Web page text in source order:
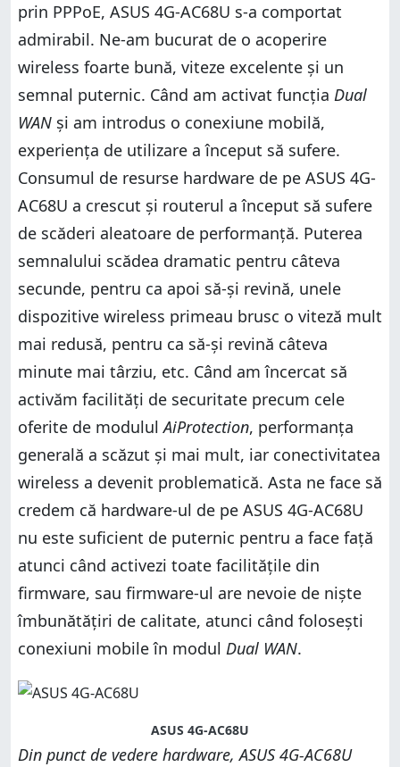
prin PPPoE, ASUS 4G-AC68U s-a comportat
admirabil. Ne-am bucurat de o acoperire
wireless foarte bună, viteze excelente și un
semnal puternic. Când am activat funcția Dual
WAN și am introdus o conexiune mobilă,
experiența de utilizare a început să sufere.
Consumul de resurse hardware de pe ASUS 4G-
AC68U a crescut și routerul a început să sufere
de scăderi aleatoare de performanță. Puterea
semnalului scădea dramatic pentru câteva
secunde, pentru ca apoi să-și revină, unele
dispozitive wireless primeau brusc o viteză mult
mai redusă, pentru ca să-și revină câteva
minute mai târziu, etc. Când am încercat să
activăm facilități de securitate precum cele
oferite de modululAiProtection, performanța
generală a scăzut și mai mult, iar conectivitatea
wireless a devenit problematică. Asta ne face să
credem că hardware-ul de pe ASUS 4G-AC68U
nu este suficient de puternic pentru a face față
atunci când activezi toate facilitățile din
firmware, sau firmware-ul are nevoie de niște
îmbunătățiri de calitate, atunci când folosești
conexiuni mobile în modul Dual WAN.
ASUS 4G-AC68U
Din punct de vedere hardware, ASUS 4G-AC68U